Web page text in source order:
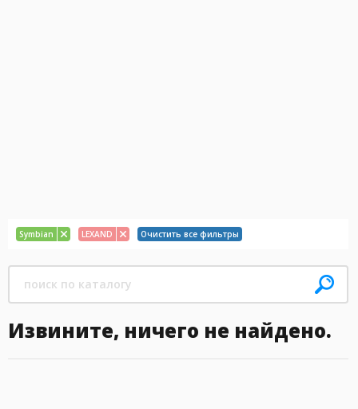
Symbian LEXAND Очистить все фильтры
Извините, ничего не найдено.